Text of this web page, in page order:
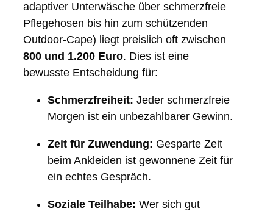
adaptiver Unterwäsche über schmerzfreie
Pflegehosen bis hin zum schützenden
Outdoor-Cape) liegt preislich oft zwischen
800 und 1.200 Euro. Dies ist eine
bewusste Entscheidung für:
Schmerzfreiheit: Jeder schmerzfreie
Morgen ist ein unbezahlbarer Gewinn.
Zeit für Zuwendung: Gesparte Zeit
beim Ankleiden ist gewonnene Zeit für
ein echtes Gespräch.
Soziale Teilhabe: Wer sich gut